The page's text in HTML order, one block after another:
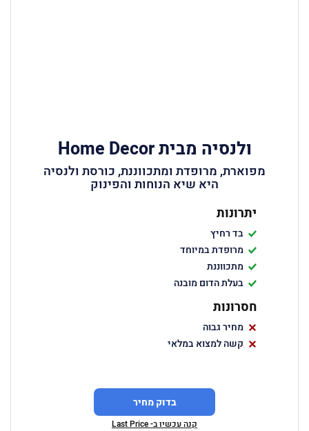
ולנסיה מבית Home Decor
מפוארת, מרופדת ומתכווננת, כורסת ולנסיה
היא שיא הנוחות והפינוק
יתרונות
בד רחיץ
מרופדת במיוחד
מתכווננת
בעלת הדום מובנה
חסרונות
מחיר גבוה
קשה למצוא במלאי
בדוק מחיר
קנה עכשיו ב- Last Price